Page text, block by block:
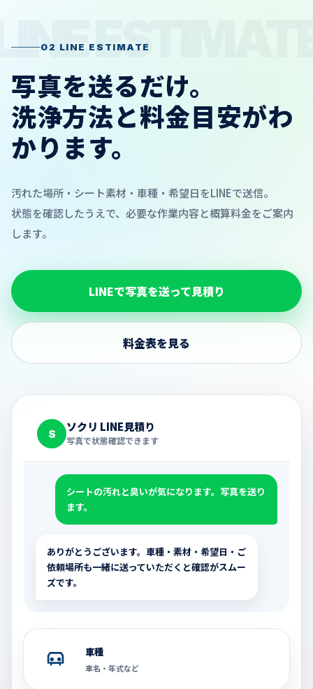
02 LINE ESTIMATE
写真を送るだけ。
洗浄方法と料金目安がわ
かります。
汚れた場所・シート素材・車種・希望日をLINEで送信。
状態を確認したうえで、必要な作業内容と概算料金をご案内
します。
LINEで写真を送って見積り
料金表を見る
S ソクリ LINE見積り
写真で状態確認できます
シートの汚れと臭いが気になります。写真を送り
ます。
ありがとうございます。車種・素材・希望日・ご
依頼場所も一緒に送っていただくと確認がスムー
ズです。
車種
車名・年式など